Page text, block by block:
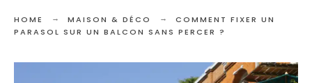
HOME MAISON & DÉCO
COMMENT FIXER UN
PARASOL SUR UN BALCON SANS PERCER ?